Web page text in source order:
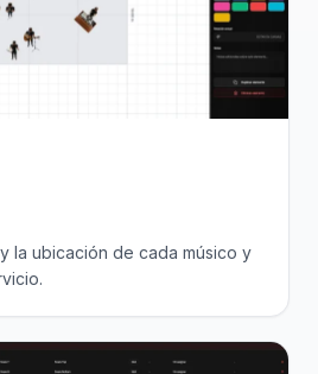
la ubicación de cada músico y